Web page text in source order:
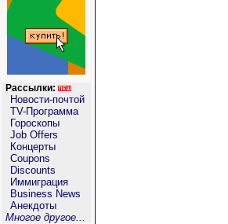
Рассылки:
Новости-почтой
TV-Программа
Гороскопы
Job Offers
Концерты
Coupons
Discounts
Иммиграция
Business News
Анекдоты
Многое другое...